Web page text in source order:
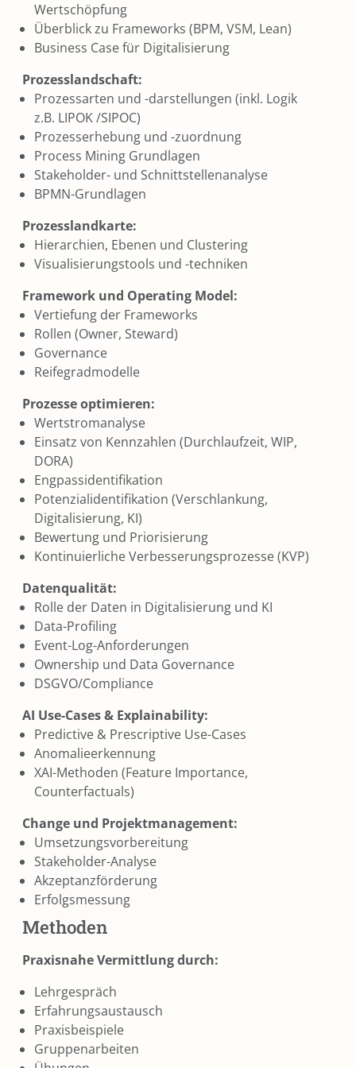
Wertschöpfung
Überblick zu Frameworks (BPM, VSM, Lean)
Business Case für Digitalisierung
Prozesslandschaft:
Prozessarten und -darstellungen (inkl. Logik
z.B. LIPOK /SIPOC)
Prozesserhebung und -zuordnung
Process Mining Grundlagen
Stakeholder- und Schnittstellenanalyse
BPMN-Grundlagen
Prozesslandkarte:
Hierarchien, Ebenen und Clustering
Visualisierungstools und -techniken
Framework und Operating Model:
Vertiefung der Frameworks
Rollen (Owner, Steward)
Governance
Reifegradmodelle
Prozesse optimieren:
Wertstromanalyse
Einsatz von Kennzahlen (Durchlaufzeit, WIP,
DORA)
Engpassidentifikation
Potenzialidentifikation (Verschlankung,
Digitalisierung, KI)
Bewertung und Priorisierung
Kontinuierliche Verbesserungsprozesse (KVP)
Datenqualität:
Rolle der Daten in Digitalisierung und KI
Data-Profiling
Event-Log-Anforderungen
Ownership und Data Governance
DSGVO/Compliance
AI Use-Cases & Explainability:
Predictive & Prescriptive Use-Cases
Anomalieerkennung
XAI-Methoden (Feature Importance,
Counterfactuals)
Change und Projektmanagement:
Umsetzungsvorbereitung
Stakeholder-Analyse
Akzeptanzförderung
Erfolgsmessung
Methoden
Praxisnahe Vermittlung durch:
Lehrgespräch
Erfahrungsaustausch
Praxisbeispiele
Gruppenarbeiten